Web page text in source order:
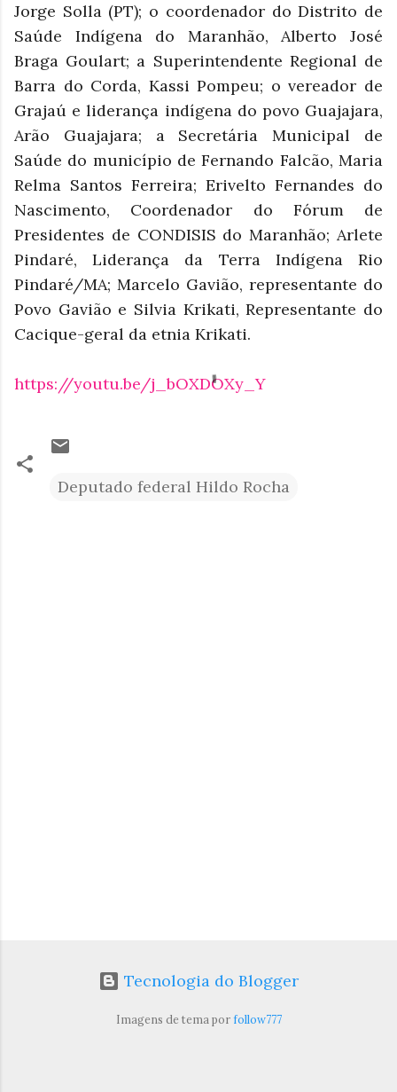
Jorge Solla (PT); o coordenador do Distrito de
Saúde Indígena do Maranhão, Alberto José
Braga Goulart; a Superintendente Regional de
Barra do Corda, Kassi Pompeu; o vereador de
Grajaú e liderança indígena do povo Guajajara,
Arão Guajajara; a Secretária Municipal de
Saúde do município de Fernando Falcão, Maria
Relma Santos Ferreira; Erivelto Fernandes do
Nascimento, Coordenador do Fórum de
Presidentes de CONDISIS do Maranhão; Arlete
Pindaré, Liderança da Terra Indígena Rio
Pindaré/MA; Marcelo Gavião, representante do
Povo Gavião e Silvia Krikati, Representante do
Cacique-geral da etnia Krikati.
https://youtu.be/j_bOXDOXy_Y
Deputado federal Hildo Rocha
Tecnologia do Blogger
Imagens de tema porfollow777